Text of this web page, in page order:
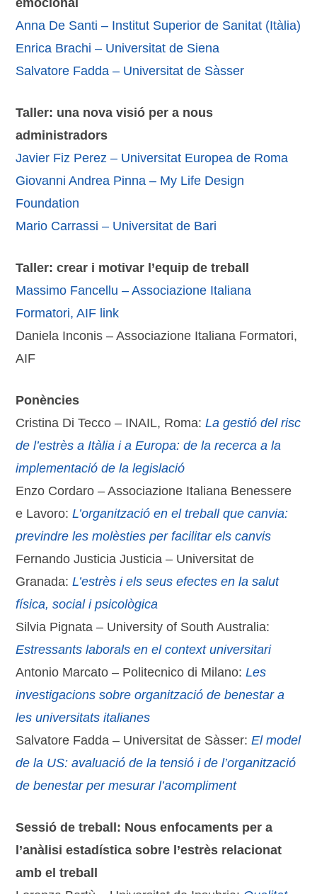
emocional
Anna De Santi – Institut Superior de Sanitat (Itàlia)
Enrica Brachi – Universitat de Siena
Salvatore Fadda – Universitat de Sàsser
Taller: una nova visió per a nous
administradors
Javier Fiz Perez – Universitat Europea de Roma
Giovanni Andrea Pinna – My Life Design
Foundation
Mario Carrassi – Universitat de Bari
Taller: crear i motivar l’equip de treball
Massimo Fancellu – Associazione Italiana
Formatori, AIF link
Daniela Inconis – Associazione Italiana Formatori,
AIF
Ponències
Cristina Di Tecco – INAIL, Roma:La gestió del risc
de l’estrès a Itàlia i a Europa: de la recerca a la
implementació de la legislació
Enzo Cordaro – Associazione Italiana Benessere
e Lavoro:L’organització en el treball que canvia:
previndre les molèsties per facilitar els canvis
Fernando Justicia Justicia – Universitat de
Granada:L’estrès i els seus efectes en la salut
física, social i psicològica
Silvia Pignata – University of South Australia:
Estressantslaborals en el context universitari
Antonio Marcato – Politecnico di Milano:Les
investigacions sobre organització de benestar a
les universitats italianes
Salvatore Fadda – Universitat de Sàsser:El model
de la US: avaluació de la tensió i de l’organització
de benestar per mesurar l’acompliment
Sessió de treball: Nous enfocaments per a
l’anàlisi estadística sobre l’estrès relacionat
amb el treball